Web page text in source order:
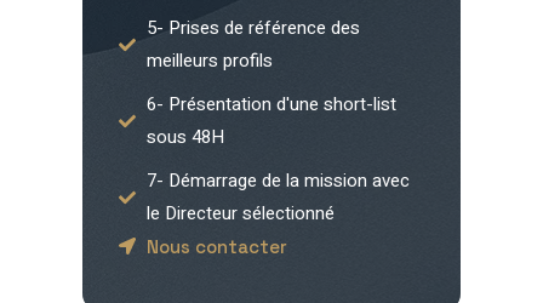
5- Prises de référence des
meilleurs profils
6- Présentation d'une short-list
sous 48H
7- Démarrage de la mission avec
le Directeur sélectionné
Nous contacter